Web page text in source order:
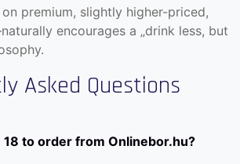
premium, slightly higher-priced,
encourages a „drink less, but
Asked Questions
18 to order from Onlinebor.hu?